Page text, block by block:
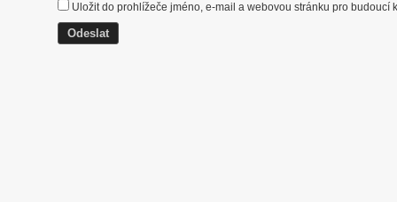
Uložit do prohlížeče jméno, e-mail a webovou stránku pro budoucí